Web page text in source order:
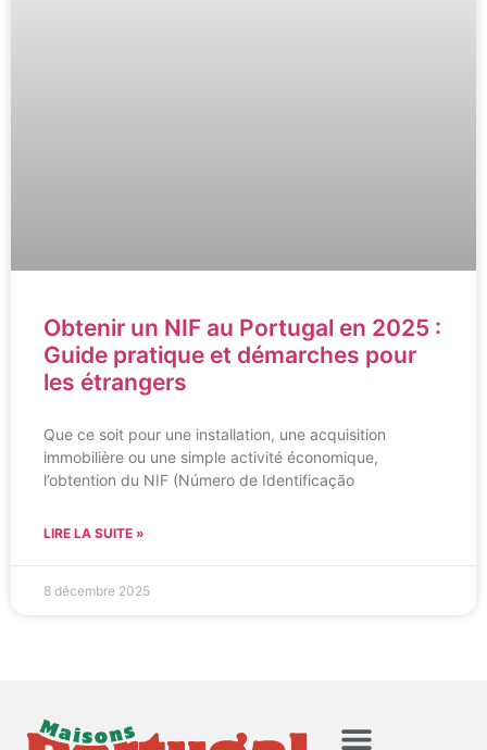
Obtenir un NIF au Portugal en 2025 :
Guide pratique et démarches pour
les étrangers
Que ce soit pour une installation, une acquisition
immobilière ou une simple activité économique,
l’obtention du NIF (Número de Identificação
LIRE LA SUITE »
8 décembre 2025